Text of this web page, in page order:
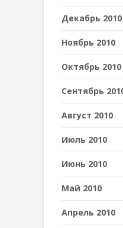
Декабрь 2010
Ноябрь 2010
Октябрь 2010
Сентябрь
Август 2010
Июль 2010
Июнь 2010
Май 2010
Апрель 2010